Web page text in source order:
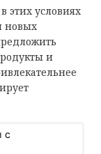
этих условиях
новых
и
с